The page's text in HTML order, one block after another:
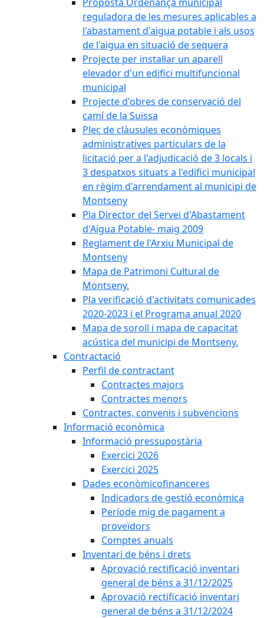
reguladora de les mesures aplicables a
l'abastament d'aigua potable i als usos
de l'aigua en situació de sequera
Projecte per instal·lar un aparell
elevador d'un edifici multifuncional
municipal
Projecte d'obres de conservació del
camí de la Suïssa
Plec de clàusules econòmiques
administratives particulars de la
licitació per a l'adjudicació de 3 locals i
3 despatxos situats a l'edifici municipal
en règim d'arrendament al municipi de
Montseny
Pla Director del Servei d'Abastament
d'Aigua Potable- maig 2009
Reglament de l'Arxiu Municipal de
Montseny
Mapa de Patrimoni Cultural de
Montseny.
Pla verificació d'activitats comunicades
2020-2023 i el Programa anual 2020
Mapa de soroll i mapa de capacitat
acústica del municipi de Montseny.
Contractació
Perfil de contractant
Contractes majors
Contractes menors
Contractes, convenis i subvencions
Informació econòmica
Informació pressupostària
Exercici 2026
Exercici 2025
Dades econòmicofinanceres
Indicadors de gestió econòmica
Període mig de pagament a
proveïdors
Comptes anuals
Inventari de béns i drets
Aprovació rectificació inventari
general de béns a 31/12/2025
Aprovació rectificació inventari
general de béns a 31/12/2024